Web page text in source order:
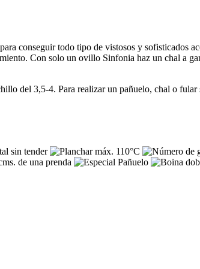
conseguir todo tipo de vistosos y sofisticados
Con solo un ovillo Sinfonia haz un chal a
del 3,5-4. Para realizar un pañuelo, chal o